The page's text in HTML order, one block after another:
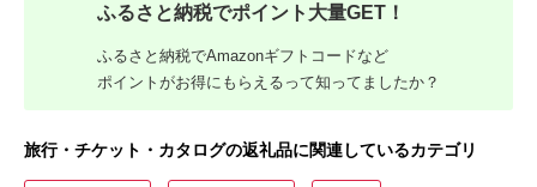
ふるさと納税でポイント大量GET！
ふるさと納税でAmazonギフトコードなど
ポイントがお得にもらえるって知ってましたか？
旅行・チケット・カタログの返礼品に関連しているカテゴリ